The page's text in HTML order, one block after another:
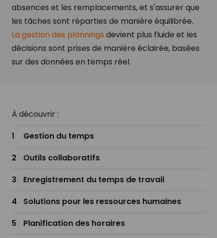
absences et les remplacements, et s'assurer que
les tâches sont réparties de manière équilibrée.
La gestion des plannings devient plus fluide et les
décisions sont prises de manière éclairée, basées
sur des données en temps réel.
À découvrir :
Gestion du temps
Outils collaboratifs
Enregistrement du temps de travail
Solutions pour les ressources humaines
Planification des horaires